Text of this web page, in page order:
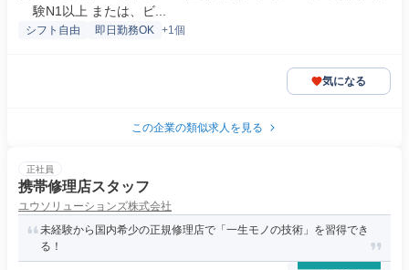
験N1以上 または、ビ...
シフト自由 即日勤務OK +1個
気になる
この企業の類似求人を見る
正社員
携帯修理店スタッフ
ユウソリューションズ株式会社
未経験から国内希少の正規修理店で「一生モノの技術」を習得でき
る！